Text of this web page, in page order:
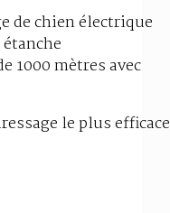
de chien électrique
1000 mètres avec
le plus efficace